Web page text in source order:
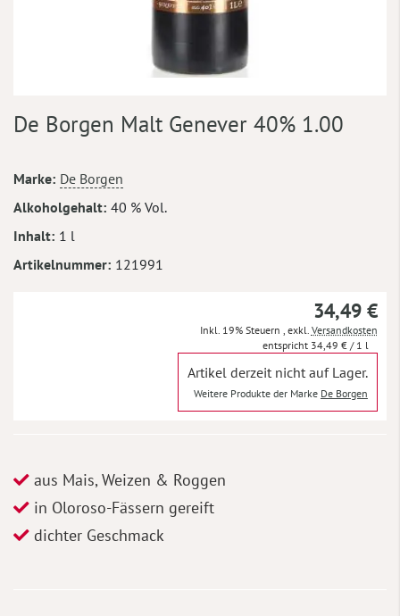
Anfang
springen
De Borgen Malt Genever 40% 1.00
Mehr
Informationen
Marke De Borgen
Alkoholgehalt 40 % Vol.
Inhalt 1 l
Artikelnummer 121991
34,49 €
Inkl. 19% Steuern exkl. Versandkosten
34,49 € / 1 l
Artikel derzeit nicht auf Lager.
Weitere Produkte der Marke De Borgen
aus Mais, Weizen & Roggen
in Oloroso-Fässern gereift
dichter Geschmack